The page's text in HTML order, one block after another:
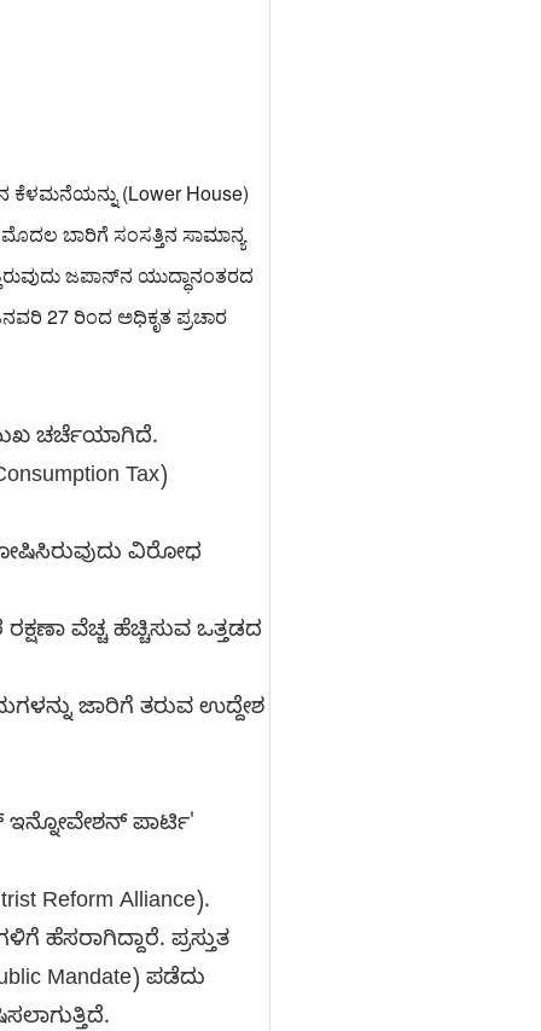
ಕೆಳಮನೆಯನ್ನು (Lower House)
ಬಾರಿಗೆ ಸಂಸತ್ತಿನ ಸಾಮಾನ್ಯ
ಜಪಾನ್‌ನ ಯುದ್ಧಾನಂತರದ
27 ರಿಂದ ಅಧಿಕೃತ ಪ್ರಚಾರ
ಚರ್ಚೆಯಾಗಿದೆ.
Tax)
ವಿರೋಧ
ವೆಚ್ಚ ಹೆಚ್ಚಿಸುವ ಒತ್ತಡದ
ಜಾರಿಗೆ ತರುವ ಉದ್ದೇಶ
ಇನ್ನೋವೇಶನ್ ಪಾರ್ಟಿ'
Reform Alliance).
ಹೆಸರಾಗಿದ್ದಾರೆ. ಪ್ರಸ್ತುತ
Mandate) ಪಡೆದು